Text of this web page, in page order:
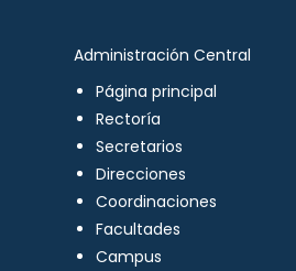
Administración Central
Página principal
Rectoría
Secretarios
Direcciones
Coordinaciones
Facultades
Campus